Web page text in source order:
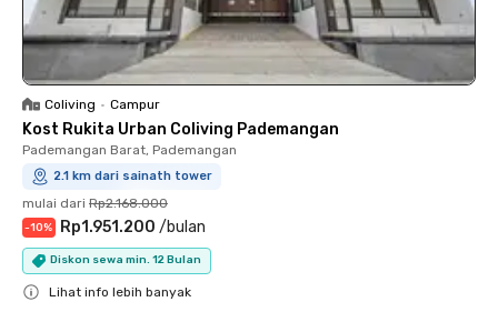
Coliving • Campur
Kost Rukita Urban Coliving Pademangan
Pademangan Barat, Pademangan
2.1 km dari sainath tower
mulai dari Rp2.168.000
-10% Rp1.951.200 /bulan
Diskon sewa min. 12 Bulan
Lihat info lebih banyak